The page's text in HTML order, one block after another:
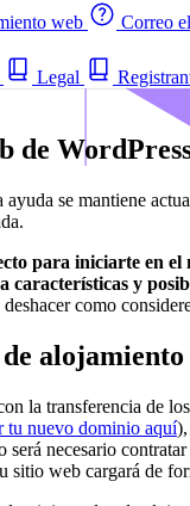
web Correo
Legal
de
ayuda se mantiene
para iniciarte en
características y
como
alojamiento
la transferencia de
tu nuevo dominio aquí
será necesario contratar
sitio web cargará de